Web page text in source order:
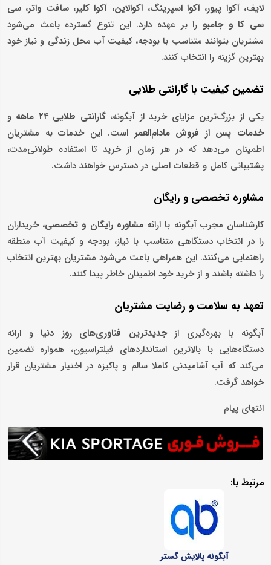
لایف، آکوا پیور، آکوا اسپرینگ، آکوالاین، آکوا کلیر، سافت واتر، سی
سی کا و جامبو را بر عهده دارد. این تنوع گسترده باعث می‌شود
مشتریان بتوانند متناسب با بودجه، کیفیت آب محل زندگی و نیاز خود
بهترین گزینه را انتخاب کنند.
تضمین کیفیت با گارانتی طلایی
یکی از بزرگ‌ترین مزایای خرید از آبگونه،گارانتی طلایی۲۴ ماهه
و
خدمات پس از فروش مادام‌العمر است. این خدمات به مشتریان
اطمینان می‌دهد که در هر زمان از خرید تا استفاده طولانی‌مدت،
پشتیبانی کامل و قطعات اصلی در دسترس خواهند داشت.
مشاوره تخصصی و رایگان
کارشناسان مجرب آبگونه با ارائهمشاوره رایگان و تخصصی، خریداران
را در انتخاب دستگاهی متناسب با نیاز، بودجه و کیفیت آب منطقه
راهنمایی می‌کنند. این همراهی باعث می‌شود مشتریان بهترین انتخاب
را داشته باشند و از خرید خود اطمینان خاطر پیدا کنند.
تعهد به سلامت و رضایت مشتریان
آبگونه با بهره‌گیری ازجدیدترین فناوری‌های روز دنیاو ارائه
دستگاه‌هایی با بالاترین استانداردهای فیلتراسیون، همواره تضمین
می‌کند که آب آشامیدنی کاملا سالم و پاکیزه در اختیار مشتریان قرار
خواهد گرفت.
انتهای پیام
مرتبط با:
آبگونه پالایش گستر